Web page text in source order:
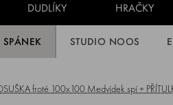
DUDLÍKY HRAČKY
SPÁNEK STUDIO NOOS
froté 100x100 Medvídek spí +